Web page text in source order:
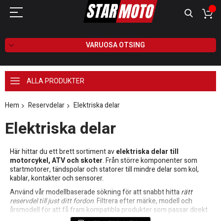
VARUOSA OTSING
ALLA PRODUKTER
Hem Reservdelar Elektriska delar
Elektriska delar
Här hittar du ett brett sortiment avelektriska delar till
motorcykel, ATV och skoter. Från större komponenter som
startmotorer, tändspolar och statorer till mindre delar som kol,
kablar, kontakter och sensorer.
Använd vår modellbaserade sökning för att snabbt hittarätt
reservdel till just ditt fordon. Filtrera efter märke, modell och
årsmodell för att få fram kompatibla produkter som passar direkt.